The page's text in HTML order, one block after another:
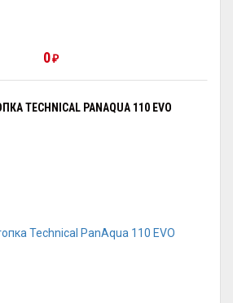
0 ₽
TECHNICAL PANAQUA 110 EVO